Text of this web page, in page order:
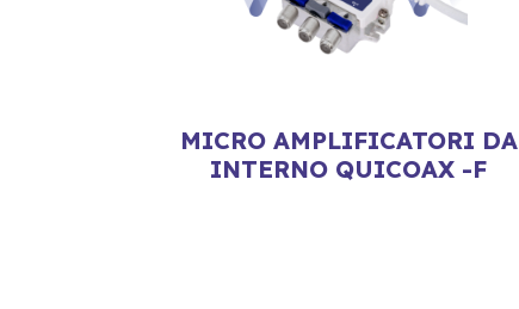
MICRO AMPLIFICATORI DA
INTERNO QUICOAX -F